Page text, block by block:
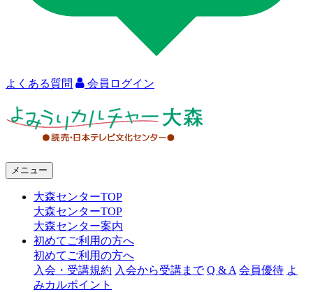
よくある質問 会員ログイン
ャ
メニュー
大森センターTOP
大森センターTOP
大森センター案内
初めてご利用の方へ
初めてご利用の方へ
入会・受講規約 入会から受講まで Q & A 会員優待 よ
みカルポイント